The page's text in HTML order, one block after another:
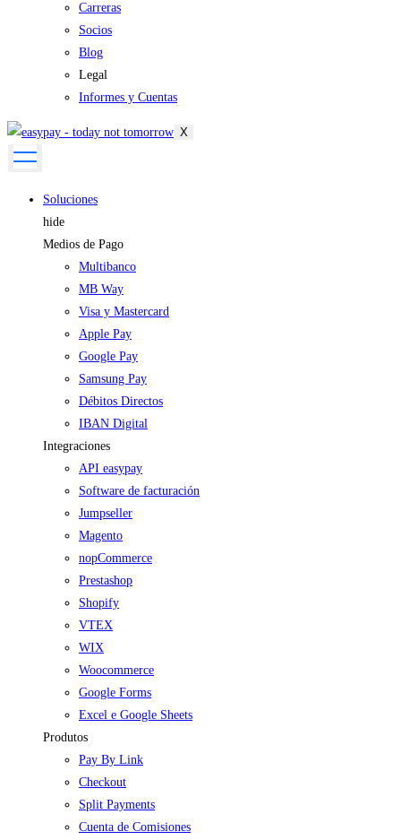
Carreras
Socios
Blog
Legal
Informes y Cuentas
X
Soluciones
hide
Medios de Pago
Multibanco
MB Way
Visa y Mastercard
Apple Pay
Google Pay
Samsung Pay
Débitos Directos
IBAN Digital
Integraciones
API easypay
Software de facturación
Jumpseller
Magento
nopCommerce
Prestashop
Shopify
VTEX
WIX
Woocommerce
Google Forms
Excel e Google Sheets
Produtos
Pay By Link
Checkout
Split Payments
Cuenta de Comisiones